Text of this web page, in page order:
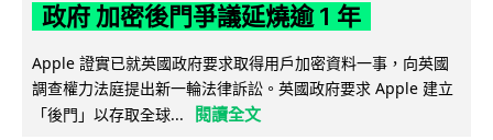
政府 加密後門爭議延燒逾 1 年
Apple 證實已就英國政府要求取得用戶加密資料一事，向英國
調查權力法庭提出新一輪法律訴訟。英國政府要求 Apple 建立
「後門」以存取全球...
閱讀全文